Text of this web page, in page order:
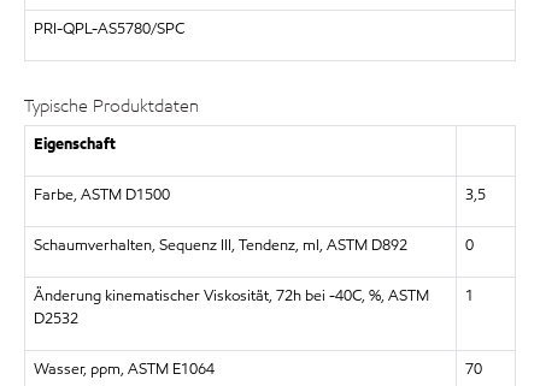
PRI-QPL-AS5780/SPC
Typische Produktdaten
Eigenschaft
Farbe, ASTM D1500 3,5
Schaumverhalten, Sequenz III, Tendenz, ml, ASTM D892 0
Änderung kinematischer Viskosität, 72h bei -40C, %, ASTM
D2532
1
Wasser, ppm, ASTM E1064 70